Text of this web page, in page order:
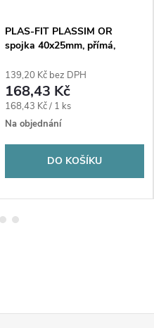
PLAS-FIT PLASSIM OR
spojka 40x25mm, přímá,
plast
139,20 Kč bez DPH
168,43 Kč
Měrná
cena:
168,43 Kč / 1 ks
Na objednání
DO KOŠÍKU